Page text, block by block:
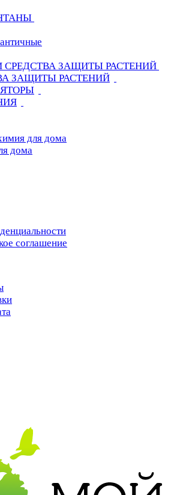
СРЕДСТВА ЗАЩИТЫ РАСТЕНИЙ
ЗАЩИТЫ РАСТЕНИЙ
для дома
дома
соглашение